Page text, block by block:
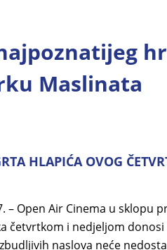
Maslinata
HLAPIĆA OVOG
– Open Air Cinema u sklopu
četvrtkom i nedjeljom
naslova neće